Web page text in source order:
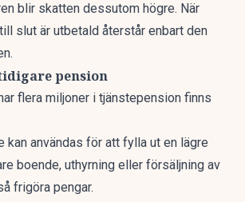
blir skatten dessutom högre. När
slut är utbetald återstår enbart den
pension
flera miljoner i tjänstepension finns
kan användas för att fylla ut en lägre
boende, uthyrning eller försäljning av
frigöra pengar.